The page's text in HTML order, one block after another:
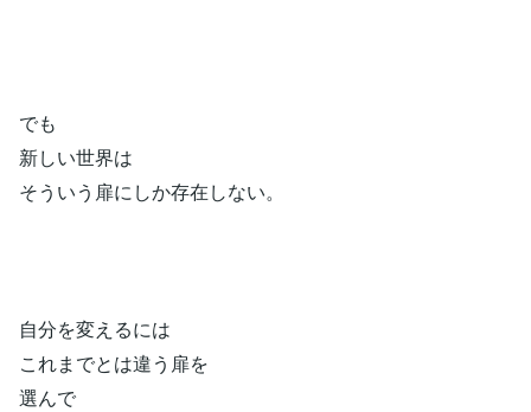
でも
新しい世界は
そういう扉にしか存在しない。
自分を変えるには
これまでとは違う扉を
選んで